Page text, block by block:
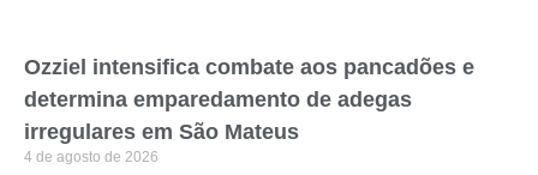
Ozziel intensifica combate aos pancadões e
determina emparedamento de adegas
irregulares em São Mateus
4 de agosto de 2026